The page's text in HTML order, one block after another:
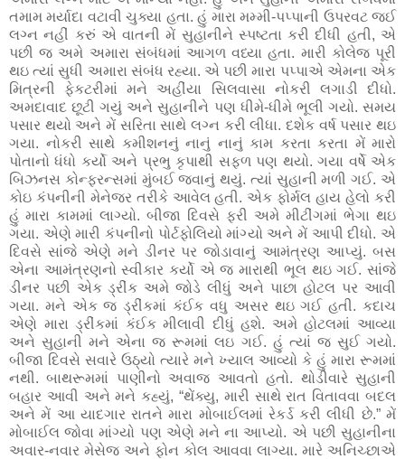
તમામ મર્યાદા વટાવી ચુક્યા હતા. હું મારા મમ્મી-પપ્પાની ઉપરવટ જઈ
લગ્ન નહીં કરું એ વાતની મેં સુહાનીને સ્પષ્ટતા કરી દીધી હતી, એ
પછી જ અમે અમારા સંબંધમાં આગળ વધ્યા હતા. મારી કોલેજ પૂરી
થઇ ત્યાં સુધી અમારા સંબંધ રહ્યા. એ પછી મારા પપ્પાએ એમના એક
મિત્રની ફેકટરીમાં મને અહીંયા સિલવાસા નોકરી લગાડી દીધો.
અમદાવાદ છૂટી ગયું અને સુહાનીને પણ ધીમે-ધીમે ભૂલી ગયો. સમય
પસાર થયો અને મેં સરિતા સાથે લગ્ન કરી લીધા. દશેક વર્ષ પસાર થઇ
ગયા. નોકરી સાથે કમીશનનું નાનું નાનું કામ કરતા કરતા મેં મારો
પોતાનો ધંધો કર્યો અને પ્રભુ કૃપાથી સફળ પણ થયો. ગયા વર્ષે એક
બિઝનસ કોન્ફરન્સમાં મુંબઈ જવાનું થયું. ત્યાં સુહાની મળી ગઈ. એ
કોઇ કંપનીની મેનેજર તરીકે આવેલ હતી. એક ફોર્મલ હાય હેલો કરી
હું મારા કામમાં લાગ્યો. બીજા દિવસે ફરી અમે મીટીંગમાં ભેગા થઇ
ગયા. એણે મારી કંપનીનો પોર્ટફોલિયો માંગ્યો અને મેં આપી દીધો. એ
દિવસે સાંજે એણે મને ડીનર પર જોડાવાનું આમંત્રણ આપ્યું. બસ
એના આમંત્રણનો સ્વીકાર કર્યો એ જ મારાથી ભૂલ થઇ ગઈ. સાંજે
ડીનર પછી એક ડ્રીંક અમે જોડે લીધું અને પાછા હોટલ પર આવી
ગયા. મને એક જ ડ્રીંકમાં કંઈક વધુ અસર થઇ ગઈ હતી. કદાચ
એણે મારા ડ્રીંકમાં કંઈક મીલાવી દીધું હશે. અમે હોટલમાં આવ્યા
અને સુહાની મને એના જ રૂમમાં લઇ ગઈ. હું ત્યાં જ સુઈ ગયો.
બીજા દિવસે સવારે ઉઠ્યો ત્યારે મને ખ્યાલ આવ્યો કે હું મારા રૂમમાં
નથી. બાથરૂમમાં પાણીનો અવાજ આવતો હતો. થોડીવારે સુહાની
બહાર આવી અને મને કહ્યું, “થેંક્યુ, મારી સાથે રાત વિતાવવા બદલ
અને મેં આ યાદગાર રાતને મારા મોબાઈલમાં રેકર્ડ કરી લીધી છે.” મેં
મોબાઈલ જોવા માંગ્યો પણ એણે મને ના આપ્યો. એ પછી સુહાનીના
અવાર-નવાર મેસેજ અને ફોન કોલ આવવા લાગ્યા. મારે અનિચ્છાએ